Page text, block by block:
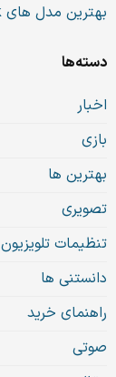
بهترین مدل های 4k تلویزیون سونی
دسته‌ها
اخبار
بازی
بهترین ها
تصویری
تنظیمات تلویزیون
دانستنی ها
راهنمای خرید
صوتی